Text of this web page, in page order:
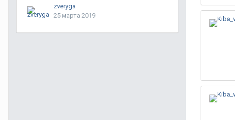
zveryga
25 марта 2019